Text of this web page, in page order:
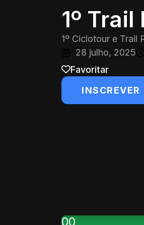
1º
1º Ciclotour e Trail
28 julho, 2025
Favoritar
INSCREVER
00